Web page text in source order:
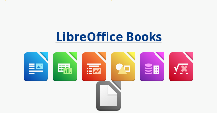
LibreOffice Books